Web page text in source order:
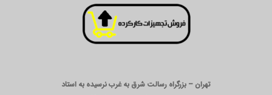
تهران – بزرگراه رسالت شرق به غرب نرسیده به استاد